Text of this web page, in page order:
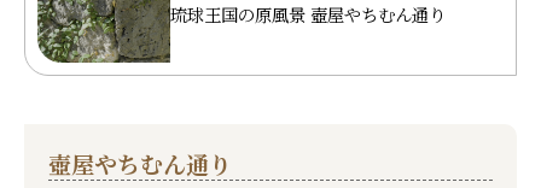
琉球王国の原風景 壺屋やちむん通り
壺屋やちむん通り